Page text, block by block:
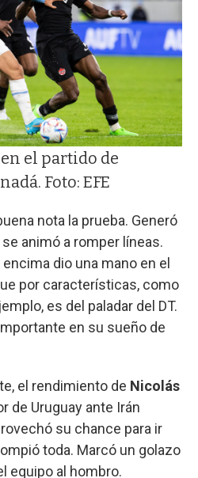
el partido de
Foto: EFE
nota la prueba. Generó
animó a romper líneas.
dio una mano en el
por características, como
es del paladar del DT.
en su sueño de
el rendimiento de Nicolás
de Uruguay ante Irán
su chance para ir
toda. Marcó un golazo
equipo al hombro.